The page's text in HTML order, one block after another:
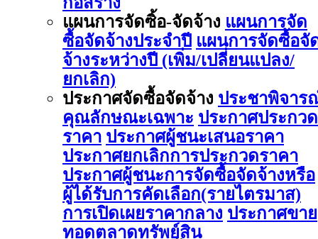
แผนการจัดซิ้อ-จัดจ้าง แผนการจัด
ซื้อจัดจ้างประจำปี แผนการจัดซื้อจั
จ้างระหว่างปี (เพิ่ม/เปลี่ยนแปลง/
ยกเลิก)
ประกาศจัดซื้อจัดจ้าง ประชาพิจาร
คุณลักษณะเฉพาะ ประกาศประกวด
ราคา ประกาศผู้ชนะเสนอราคา
ประกาศยกเลิกการประกวดราคา
ประกาศผู้ชนะการจัดซื้อจัดจ้างหรือ
ผู้ได้รับการคัดเลือก(รายไตรมาส)
การเปิดเผยราคากลาง ประกาศขาย
ทอดตลาดทรัพย์สิน